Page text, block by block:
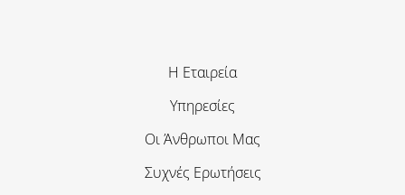
Η Εταιρεία
Υπηρεσίες
Οι Άνθρωποι Μας
Συχνές Ερωτήσεις